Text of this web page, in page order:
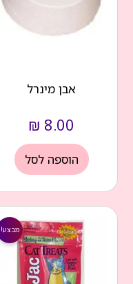
אבן מינרל
₪ 8.00
הוספה לסל
מבצע!
המחיר
המקורי
היה:
₪ 29.00.
המחיר
הנוכחי
הוא:
₪ 17.00.